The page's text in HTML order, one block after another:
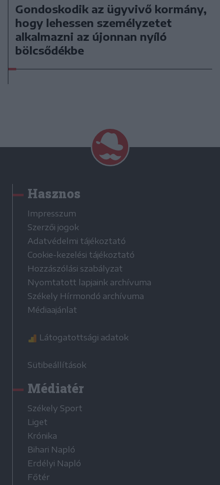
Gondoskodik az ügyvivő kormány,
hogy lehessen személyzetet
alkalmazni az újonnan nyíló
bölcsődékbe
Hasznos
Impresszum
Szerzői jogok
Adatvédelmi tájékoztató
Cookie-kezelési tájékoztató
Hozzászólási szabályzat
Nyomtatott lapjaink archívuma
Székely Hírmondó archívuma
Médiaajánlat
Látogatottsági adatok
Sütibeállítások
Médiatér
Székely Sport
Liget
Krónika
Bihari Napló
Erdélyi Napló
Főtér